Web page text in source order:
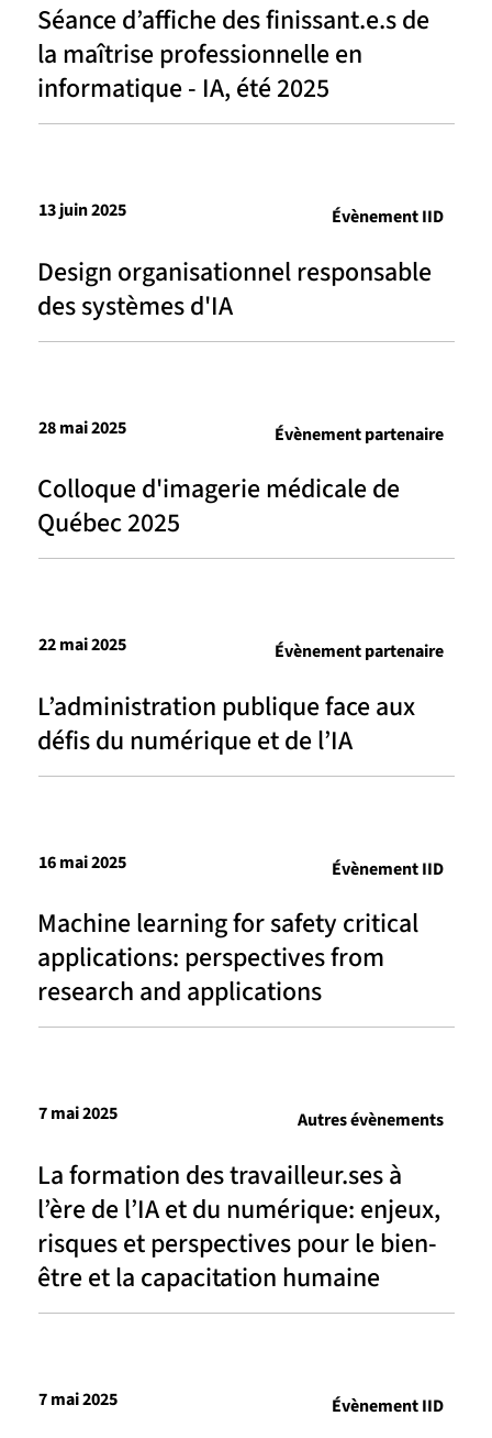
Séance d’affiche des finissant.e.s de
la maîtrise professionnelle en
informatique - IA, été 2025
Design organisationnel responsable
des systèmes d'IA
13 juin 2025 Évènement IID
Colloque d'imagerie médicale de
Québec 2025
28 mai 2025 Évènement partenaire
L’administration publique face aux
défis du numérique et de l’IA
22 mai 2025 Évènement partenaire
Machine learning for safety critical
applications: perspectives from
research and applications
16 mai 2025 Évènement IID
La formation des travailleur.ses à
l’ère de l’IA et du numérique: enjeux,
risques et perspectives pour le bien-
être et la capacitation humaine
7 mai 2025 Autres évènements
7 mai 2025 Évènement IID